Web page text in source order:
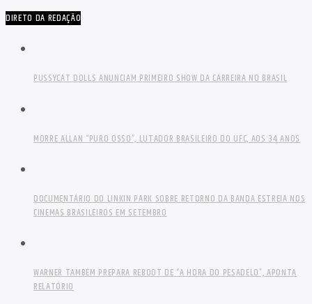
DIRETO DA REDAÇÃO
PUSSYCAT DOLLS ANUNCIAM PRIMEIRO SHOW DA CARREIRA NO BRASIL
MORRE ALLAN “PURO OSSO”, LUTADOR BRASILEIRO DO UFC, AOS 34 ANOS
DOCUMENTÁRIO DO LINKIN PARK SOBRE RETORNO DA BANDA ESTREIA NOS
CINEMAS BRASILEIROS EM SETEMBRO
WARNER TAMBÉM PREPARA REBOOT DE “A HORA DO PESADELO”, APONTA
RELATÓRIO